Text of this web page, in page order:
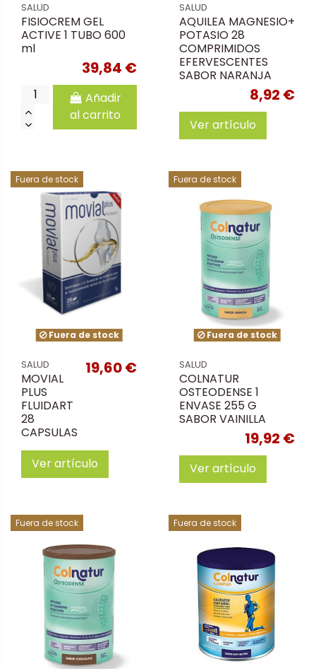
SALUD
FISIOCREM GEL
ACTIVE 1 TUBO 600
ml
39,84 €
Añadir
al carrito
SALUD
AQUILEA MAGNESIO+
POTASIO 28
COMPRIMIDOS
EFERVESCENTES
SABOR NARANJA
8,92 €
Ver artículo
Fuera de stock
Fuera de stock
SALUD
MOVIAL
PLUS
FLUIDART
28
CAPSULAS
19,60 €
Ver artículo
Fuera de stock
Fuera de stock
SALUD
COLNATUR
OSTEODENSE 1
ENVASE 255 G
SABOR VAINILLA
19,92 €
Ver artículo
Fuera de stock Fuera de stock